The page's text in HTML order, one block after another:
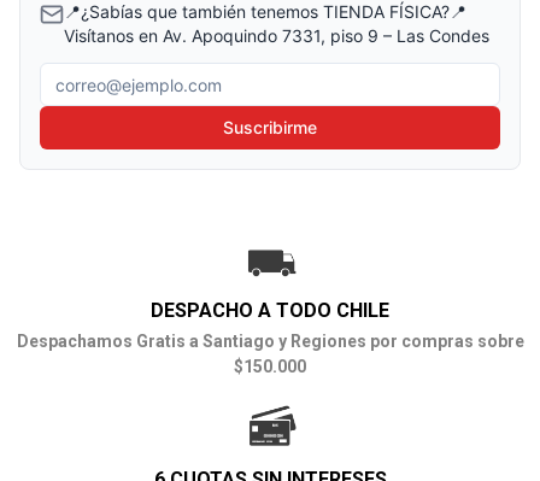
📍¿Sabías que también tenemos TIENDA FÍSICA?📍
Visítanos en Av. Apoquindo 7331, piso 9 – Las Condes
Correo electrónico
Suscribirme
DESPACHO A TODO CHILE
Despachamos Gratis a Santiago y Regiones por compras sobre
$150.000